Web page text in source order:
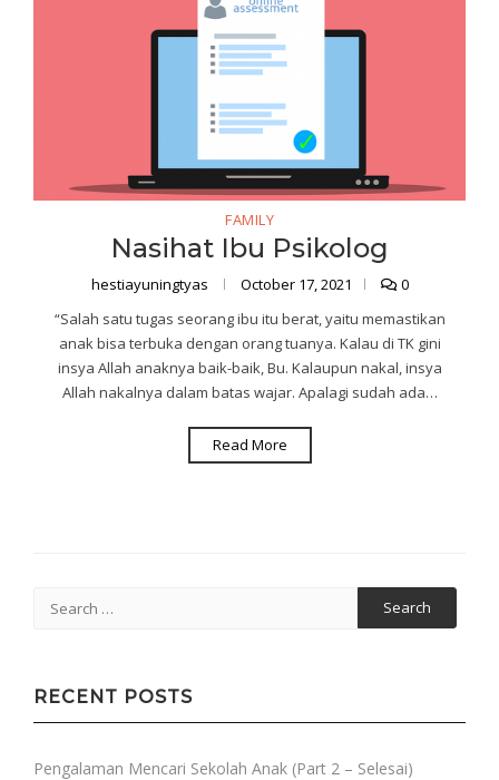
FAMILY
Nasihat Ibu Psikolog
hestiayuningtyas October 17, 2021
0
“Salah satu tugas seorang ibu itu berat, yaitu memastikan
anak bisa terbuka dengan orang tuanya. Kalau di TK gini
insya Allah anaknya baik-baik, Bu. Kalaupun nakal, insya
Allah nakalnya dalam batas wajar. Apalagi sudah ada…
Read More
for:
RECENT POSTS
Pengalaman Mencari Sekolah Anak (Part 2 – Selesai)